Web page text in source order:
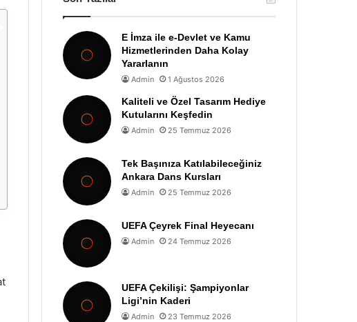
E İmza ile e-Devlet ve Kamu
Hizmetlerinden Daha Kolay
Yararlanın
Admin 1 Ağustos 2026
Kaliteli ve Özel Tasarım Hediye
Kutularını Keşfedin
Admin 25 Temmuz 2026
Tek Başınıza Katılabileceğiniz
Ankara Dans Kursları
Admin 25 Temmuz 2026
UEFA Çeyrek Final Heyecanı
Admin 24 Temmuz 2026
UEFA Çekilişi: Şampiyonlar
Ligi’nin Kaderi
Admin 23 Temmuz 2026